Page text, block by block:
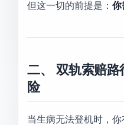
但这一切的前提是：你
二、 双轨索赔
险
当生病无法登机时，